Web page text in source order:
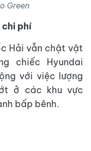
Green
chi phí
Hải vẫn chật vật
chiếc Hyundai
với việc lượng
ở các khu vực
bấp bênh.